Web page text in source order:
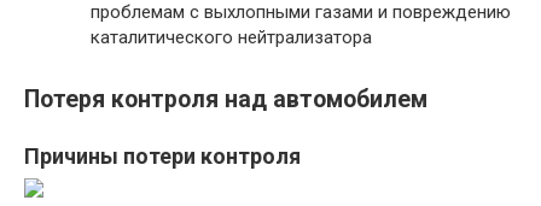
проблемам с выхлопными газами и повреждению
каталитического нейтрализатора
Потеря контроля над автомобилем
Причины потери контроля